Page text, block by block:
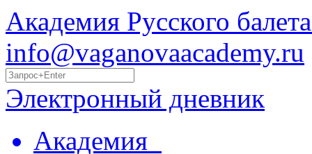
Академия Русского
info@vaganovaacademy.ru
Электронный дневник
Академия